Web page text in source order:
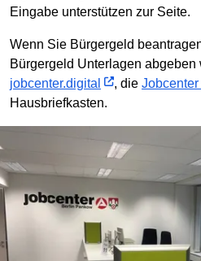
Eingabe unterstützen zur Seite.
Wenn Sie Bürgergeld
Bürgergeld Unterlagen
jobcenter.digital
, die Jobcenter
Hausbriefkasten.